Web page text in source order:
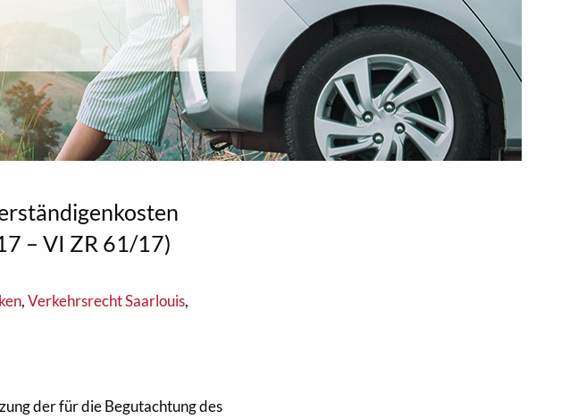
– VI ZR 61/17)
,Verkehrsrecht Saarlouis,
der für die Begutachtung des